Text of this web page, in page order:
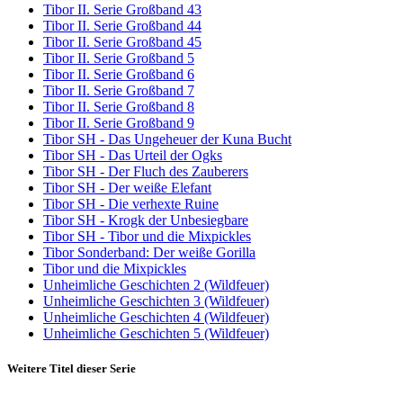
Tibor II. Serie Großband 43
Tibor II. Serie Großband 44
Tibor II. Serie Großband 45
Tibor II. Serie Großband 5
Tibor II. Serie Großband 6
Tibor II. Serie Großband 7
Tibor II. Serie Großband 8
Tibor II. Serie Großband 9
Tibor SH - Das Ungeheuer der Kuna Bucht
Tibor SH - Das Urteil der Ogks
Tibor SH - Der Fluch des Zauberers
Tibor SH - Der weiße Elefant
Tibor SH - Die verhexte Ruine
Tibor SH - Krogk der Unbesiegbare
Tibor SH - Tibor und die Mixpickles
Tibor Sonderband: Der weiße Gorilla
Tibor und die Mixpickles
Unheimliche Geschichten 2 (Wildfeuer)
Unheimliche Geschichten 3 (Wildfeuer)
Unheimliche Geschichten 4 (Wildfeuer)
Unheimliche Geschichten 5 (Wildfeuer)
Weitere Titel dieser Serie